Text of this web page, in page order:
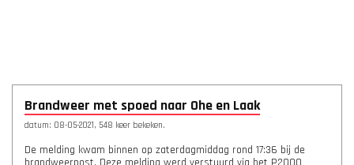
Brandweer met spoed naar Ohe en Laak
datum: 08-05-2021, 548 keer bekeken.
De melding kwam binnen op zaterdagmiddag rond 17:36 bij de